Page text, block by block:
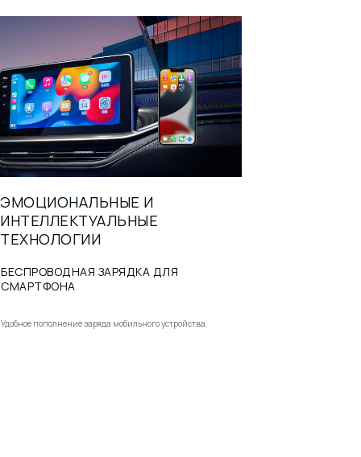
ЭМОЦИОНАЛЬНЫЕ И
ИНТЕЛЛЕКТУАЛЬНЫЕ
ТЕХНОЛОГИИ
БЕСПРОВОДНАЯ ЗАРЯДКА ДЛЯ
СМАРТФОНА
Удобное пополнение заряда мобильного устройства.
ГАЛЕРЕЯ
Экстерьер Интерьер